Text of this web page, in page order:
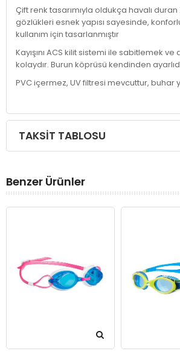
Çift renk tasarımıyla oldukça havalı
gözlükleri esnek yapısı sayesinde,
kullanım için tasarlanmıştır
Kayışını ACS kilit sistemi ile sabitlemek
kolaydır. Burun köprüsü kendinden
PVC içermez, UV filtresi mevcuttur, buhar
TAKSIT TABLOSU
Benzer Ürünler